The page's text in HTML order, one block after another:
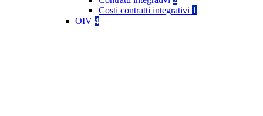
Costi contratti integrativi 1
OIV 4